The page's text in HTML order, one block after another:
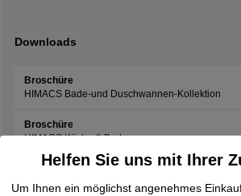
Downloads
Broschüre
HIMACS Bade-und Duschwannen-Kollektion
Broschüre
HIMACS Küche & Bad
Katalog
HIMACS Gesamtkatalog 2026
Helfen Sie uns mit Ihrer
Um Ihnen ein möglichst angenehmes